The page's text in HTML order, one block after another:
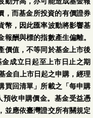
，而基金所投資的有價證券
幣，因此匯率波動將影響基
酬與標的指數產生偏離。
價值，不等同於基金上市後
成立日起至上市日止之期
金自上市日起之申購，經理
買回清單」所載之「每申購
預收申購價金。基金受益憑
並應依臺灣證交所有關規定